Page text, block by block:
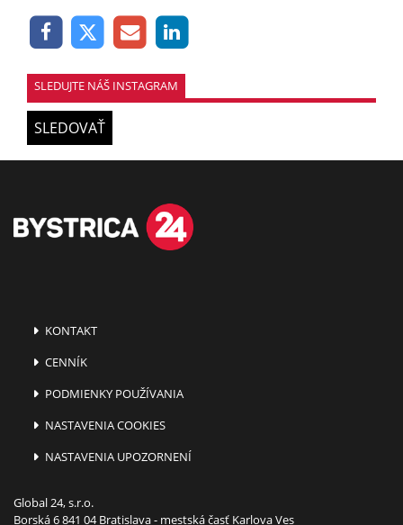
SLEDUJTE NÁŠ INSTAGRAM
SLEDOVAŤ
KONTAKT
CENNÍK
PODMIENKY POUŽÍVANIA
NASTAVENIA COOKIES
NASTAVENIA UPOZORNENÍ
Global 24, s.r.o.
Borská 6 841 04 Bratislava - mestská časť Karlova Ves